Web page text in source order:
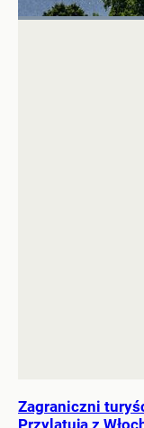
Zagraniczni
Przylatują z